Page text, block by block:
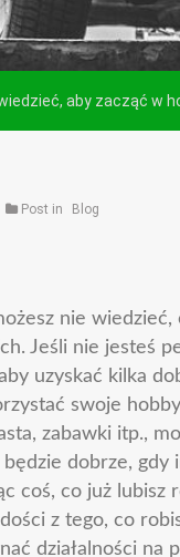
aby zacząć w
Post in Blog
nie
Jeśli nie jesteś
uzyskać kilka
swoje
zabawki itp.,
dobrze,
coś, co już lubisz
z tego, co
działalności na